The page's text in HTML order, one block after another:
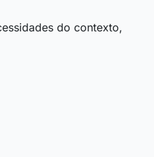
do contexto,